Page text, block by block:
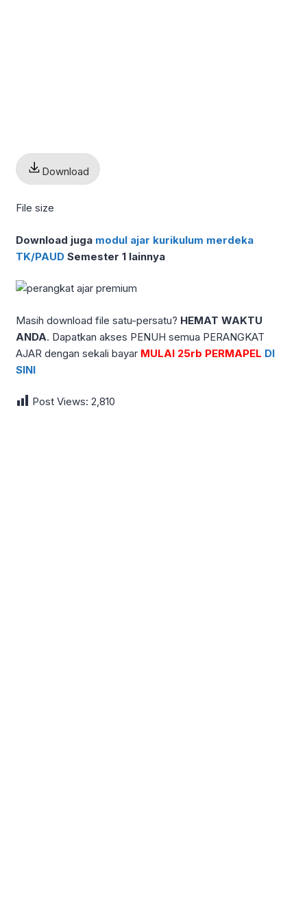
Download
File size
Download juga modul ajar kurikulum merdeka
TK/PAUD Semester 1 lainnya
Masih download file satu-persatu? HEMAT WAKTU
ANDA. Dapatkan akses PENUH semua PERANGKAT
AJAR dengan sekali bayar MULAI 25rb PERMAPEL DI
SINI
Post Views: 2,810